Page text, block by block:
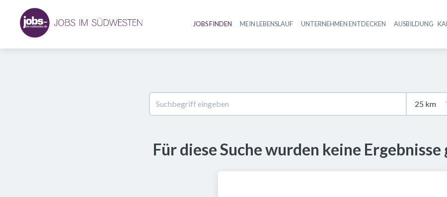
Haupt-Navigation
JOBS FINDEN MEIN LEBENSLAUF UNTERNEHMEN ENTDECKEN AUSBILDUNG
Für diese Suche wurden keine